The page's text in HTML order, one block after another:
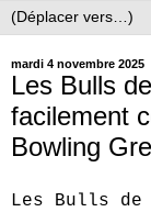
mardi 4 novembre 2025
Les Bulls
facilement
Bowling
Les Bulls de